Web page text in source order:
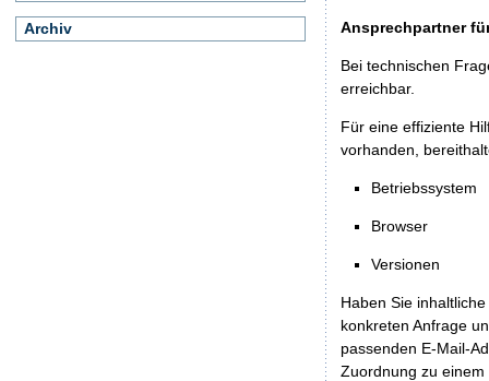
Ansprechpartner
Bei technischen
erreichbar.
Für eine effiziente
vorhanden,
Betriebssystem
Browser
Versionen
Haben Sie
konkreten Anfrage
passenden E-Mail-
Zuordnung zu
Archiv